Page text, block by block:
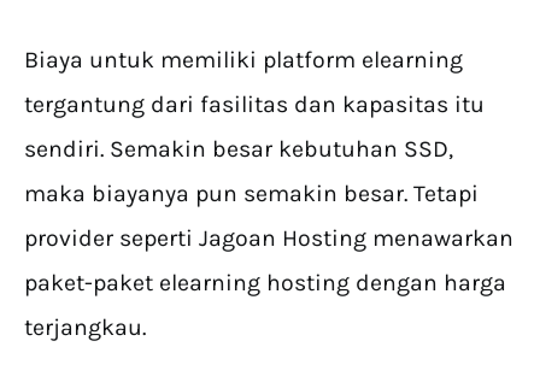
Biaya untuk memiliki platform elearning
tergantung dari fasilitas dan kapasitas itu
sendiri. Semakin besar kebutuhan SSD,
maka biayanya pun semakin besar. Tetapi
provider seperti Jagoan Hosting menawarkan
paket-paket elearning hosting dengan harga
terjangkau.